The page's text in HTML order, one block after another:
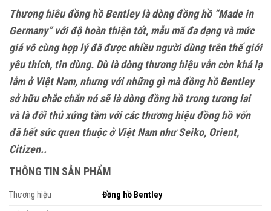
Thương hiêu đồng hồ Bentley là dòng đồng hồ “Made in
Germany” với độ hoàn thiện tốt, mẫu mã đa dạng và mức
giá vô cùng hợp lý đã được nhiều người dùng trên thế giới
yêu thích, tin dùng. Dù là dòng thương hiệu vẫn còn khá lạ
lẫm ở Việt Nam, nhưng với những gì mà đồng hồ Bentley
sở hữu chắc chắn nó sẽ là dòng đồng hồ trong tương lai
và là đối thủ xứng tầm với các thương hiệu đồng hồ vốn
đã hết sức quen thuộc ở Việt Nam như Seiko, Orient,
Citizen..
THÔNG TIN SẢN PHẨM
Thương hiệu
Đồng hồ Bentley